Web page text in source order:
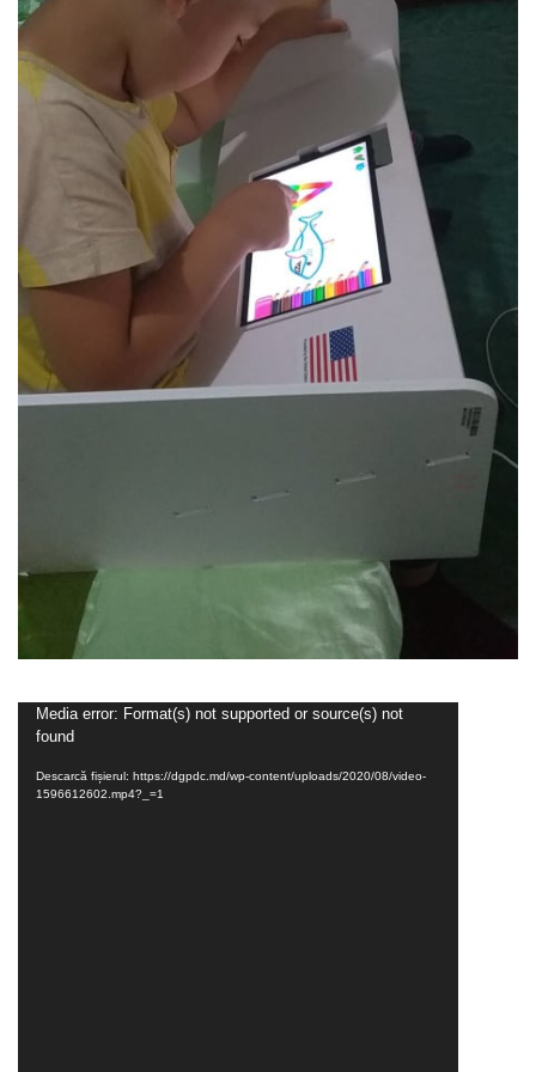
Anticorupție
Știri
Evenimente
Acte
și
regulamente
Legislație
Acte
interne
Media
Comunicate
de
Player
video
Media error: Format(s) not supported or source(s) not
found
Descarcă fișierul: https://dgpdc.md/wp-content/uploads/2020/08/video-
1596612602.mp4?_=1